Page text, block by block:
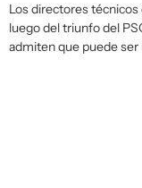
Los directores técnicos
luego del triunfo del
admiten que puede